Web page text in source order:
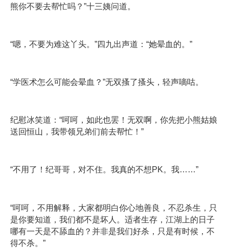
熊你不要去帮忙吗？”十三姨问道。
“嗯，不要为难这丫头。”四九出声道：“她晕血的。”
“学医术怎么可能会晕血？”无双搔了搔头，轻声嘀咕。
纪慰冰笑道：“呵呵，如此也罢！无双啊，你先把小熊姑娘
送回恒山，我带领兄弟们前去帮忙！”
“不用了！纪哥哥，对不住。我真的不想PK。我……”
“呵呵，不用解释，大家都明白你心地善良，不忍杀生，只
是你要知道，我们都不是坏人。适者生存，江湖上的日子
哪有一天是不舔血的？并非是我们好杀，只是有时候，不
得不杀。”